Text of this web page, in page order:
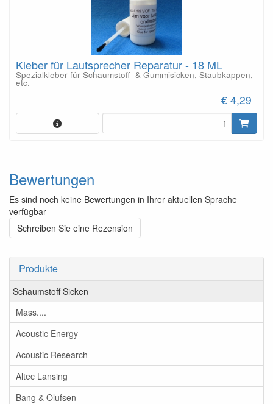
Produkte
Schaumstoff Sicken
Mass....
Acoustic Energy
Acoustic Research
Altec Lansing
Bang & Olufsen
Kleber für Lautsprecher Reparatur - 18 ML
Spezialkleber für Schaumstoff- & Gummisicken, Staubkappen,
etc.
€ 4,29
Bewertungen
Es sind noch keine Bewertungen in Ihrer aktuellen Sprache
verfügbar
Schreiben Sie eine Rezension